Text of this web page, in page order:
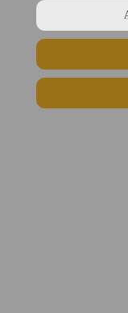
Reis mit Eier,
* Die Preise